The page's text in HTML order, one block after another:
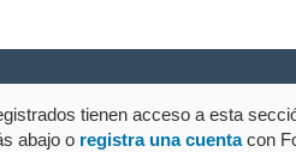
tienen acceso a esta
abajo o registra una cuentacon